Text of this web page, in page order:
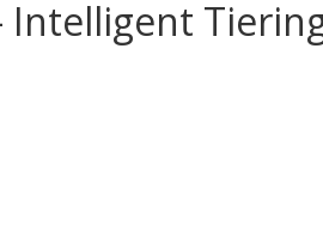
Intelligent